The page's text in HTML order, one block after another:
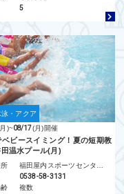
5
泳・アクア
)~08/17(月)開催
ベビースイミング！夏の短期教
温水プール(月)
0538-58-3131
複数